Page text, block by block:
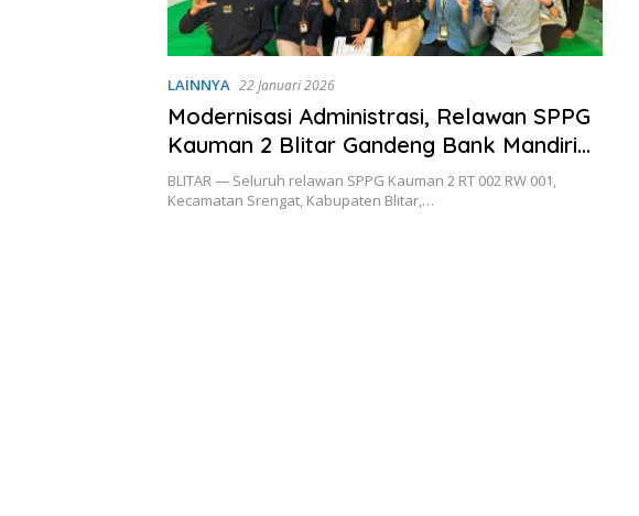
LAINNYA 22 Januari 2026
Modernisasi Administrasi, Relawan SPPG
Kauman 2 Blitar Gandeng Bank Mandiri
untuk Digitalisasi Penggajian
BLITAR — Seluruh relawan SPPG Kauman 2 RT 002 RW 001,
Kecamatan Srengat, Kabupaten Blitar,…